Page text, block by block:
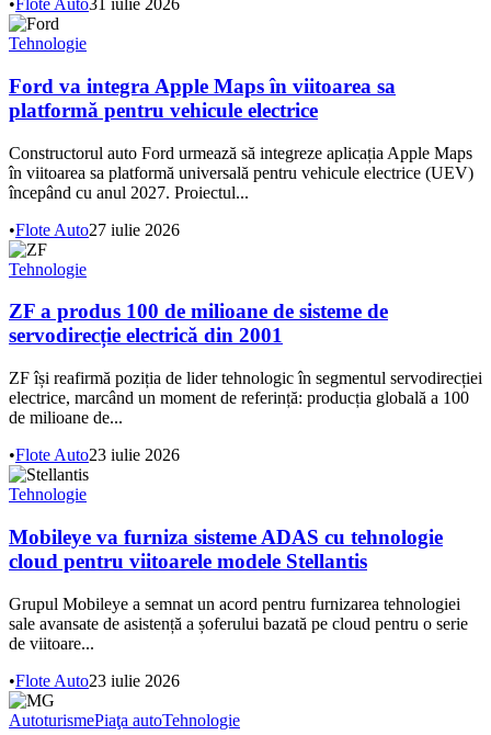
• Flote Auto31 iulie 2026
Tehnologie
Ford va integra Apple Maps în viitoarea sa
platformă pentru vehicule electrice
Constructorul auto Ford urmează să integreze aplicația Apple Maps
în viitoarea sa platformă universală pentru vehicule electrice (UEV)
începând cu anul 2027. Proiectul...
•Flote Auto27 iulie 2026
Tehnologie
ZF a produs 100 de milioane de sisteme de
servodirecție electrică din 2001
ZF își reafirmă poziția de lider tehnologic în segmentul servodirecției
electrice, marcând un moment de referință: producția globală a 100
de milioane de...
•Flote Auto23 iulie 2026
Tehnologie
Mobileye va furniza sisteme ADAS cu tehnologie
cloud pentru viitoarele modele Stellantis
Grupul Mobileye a semnat un acord pentru furnizarea tehnologiei
sale avansate de asistență a șoferului bazată pe cloud pentru o serie
de viitoare...
•Flote Auto23 iulie 2026
AutoturismePiaţa autoTehnologie